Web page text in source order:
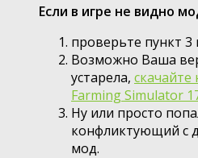
Если в игре не видно
проверьте пункт 3
Возможно Ваша
устарела,
Farming Simulator
Ну или просто
конфликтующий с
мод.